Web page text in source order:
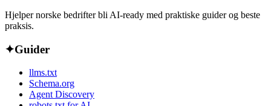
Hjelper norske bedrifter bli AI-ready med praktiske guider og beste
praksis.
✦Guider
llms.txt
Schema.org
Agent Discovery